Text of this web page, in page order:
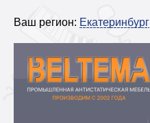
Ваш регион: Екатеринбург